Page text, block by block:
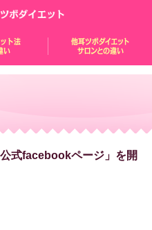
式facebookページ」を開